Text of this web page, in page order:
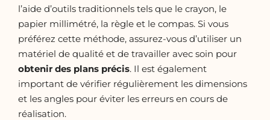
l’aide d’outils traditionnels tels que le crayon, le
papier millimétré, la règle et le compas. Si vous
préférez cette méthode, assurez-vous d’utiliser un
matériel de qualité et de travailler avec soin pour
obtenir des plans précis. Il est également
important de vérifier régulièrement les dimensions
et les angles pour éviter les erreurs en cours de
réalisation.